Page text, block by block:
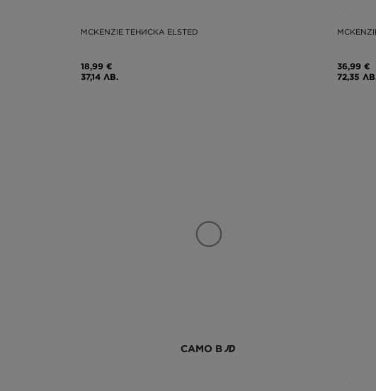
MCKENZIE ТЕНИСКА ELSTED
18,99 €
37,14 ЛВ.
36,99 €
72,35
САМО В